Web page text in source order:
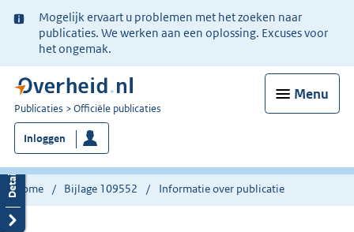
Ter
informatie:
Mogelijk ervaart u problemen met het zoeken naar
publicaties. We werken aan een oplossing. Excuses voor
het ongemak.
Menu
U
bent
nu
hier:
Publicaties Officiële publicaties
Inloggen
Home Bijlage 109552 Informatie over publicatie